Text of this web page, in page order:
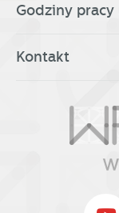
Godziny pracy
Kontakt